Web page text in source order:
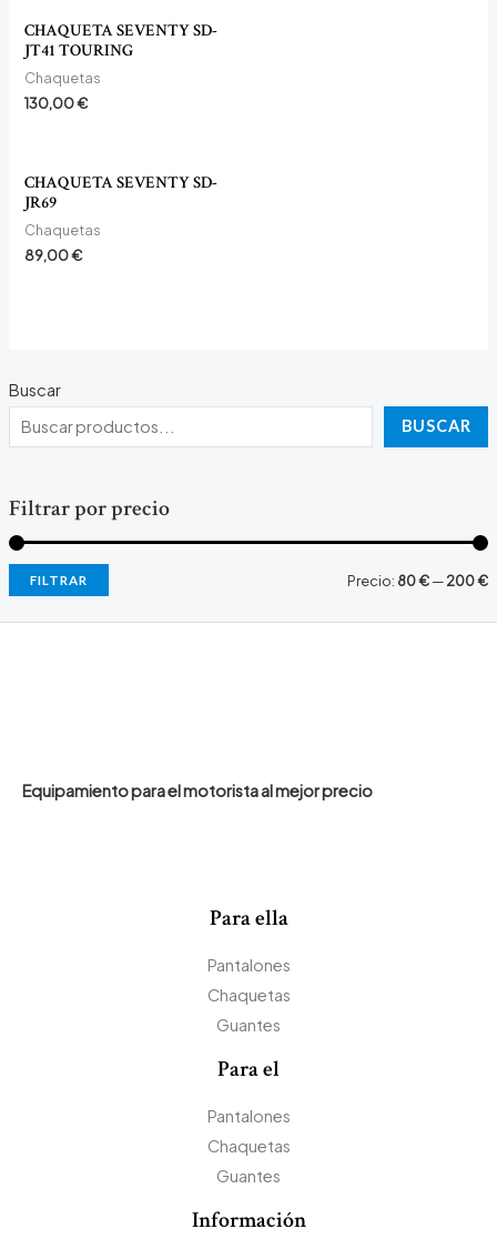
Buscar
BUSCAR
Filtrar por precio
PP
FILTRAR Precio: 80 €—200 €
CHAQUETA SEVENTY SD-
JT41 TOURING
Chaquetas
130,00€
CHAQUETA SEVENTY SD-
JR69
Chaquetas
89,00€
Equipamiento para el motorista al mejor precio
Para ella
Pantalones
Chaquetas
Guantes
Para el
Pantalones
Chaquetas
Guantes
Información